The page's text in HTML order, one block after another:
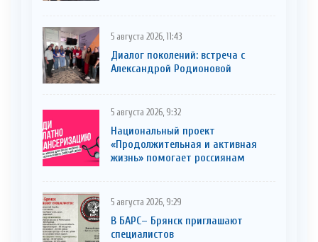
5 августа 2026, 11:43
Диалог поколений: встреча с
Александрой Родионовой
5 августа 2026, 9:32
Национальный проект
«Продолжительная и активная
жизнь» помогает россиянам
5 августа 2026, 9:29
В БАРС– Брянcк приглaшают
cпециaлистoв